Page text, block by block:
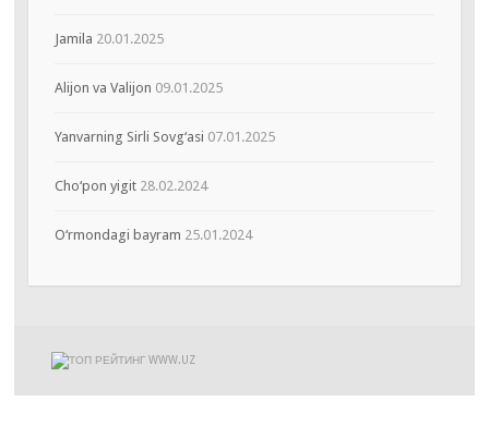
Jamila 20.01.2025
Alijon va Valijon 09.01.2025
Yanvarning Sirli Sovg‘asi 07.01.2025
Cho‘pon yigit 28.02.2024
O‘rmondagi bayram 25.01.2024